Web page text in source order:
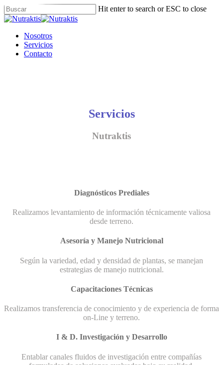
Skip
to
content
Hit enter to search or ESC to close
Close
Menu
Nosotros
Servicios
Contacto
Servicios
Nutraktis
Diagnósticos Prediales
Realizamos levantamiento de información técnicamente valiosa
desde terreno.
Asesoría y Manejo Nutricional
Según la variedad, edad y densidad de plantas, se manejan
estrategias de manejo nutricional.
Capacitaciones Técnicas
Realizamos transferencia de conocimiento y de experiencia de forma
on-Line y terreno.
I & D. Investigación y Desarrollo
Entablar canales fluidos de investigación entre compañías